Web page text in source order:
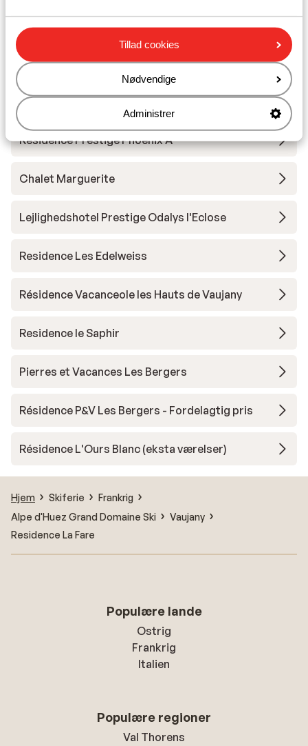
Tillad cookies
Nødvendige
Administrer
Hotel Le Castillan
Village Club du Soleil Oz en Oisans
Residence le Claret I & II
Residence Prestige Phoenix A
Chalet Marguerite
Lejlighedshotel Prestige Odalys l'Eclose
Residence Les Edelweiss
Résidence Vacanceole les Hauts de Vaujany
Residence le Saphir
Pierres et Vacances Les Bergers
Résidence P&V Les Bergers - Fordelagtig pris
Résidence L'Ours Blanc (eksta værelser)
Hjem Skiferie
Frankrig
Alpe d'Huez Grand Domaine Ski
Vaujany
Residence La Fare
Populære lande
Ostrig
Frankrig
Italien
Populære regioner
Val Thorens